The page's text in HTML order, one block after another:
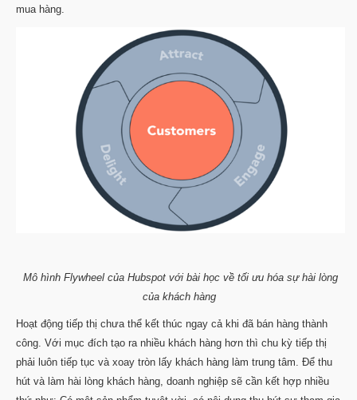
mua hàng.
Mô hình Flywheel của Hubspot với bài học về tối ưu hóa sự hài lòng
của khách hàng
Hoạt động tiếp thị chưa thể kết thúc ngay cả khi đã bán hàng thành
công. Với mục đích tạo ra nhiều khách hàng hơn thì chu kỳ tiếp thị
phải luôn tiếp tục và xoay tròn lấy khách hàng làm trung tâm. Để thu
hút và làm hài lòng khách hàng, doanh nghiệp sẽ cần kết hợp nhiều